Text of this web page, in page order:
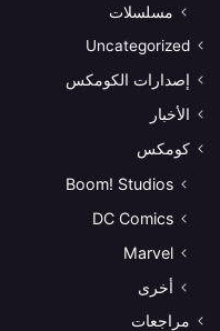
مسلسلات
Uncategorized
إصدارات الكومكس
الأخبار
كومكس
Boom! Studios
DC Comics
Marvel
أخرى
مراجعات